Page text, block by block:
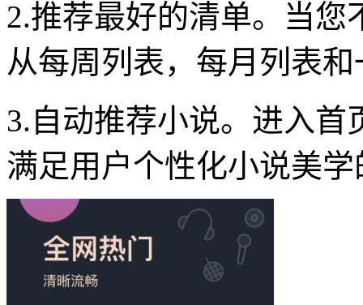
2.推荐最好的清单。当
从每周列表，每月列表
3.自动推荐小说。进入
满足用户个性化小说美